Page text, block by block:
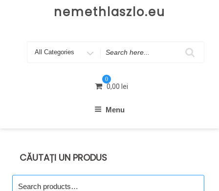
nemethlaszlo.eu
Search
0
0,00 lei
Menu
CĂUTAȚI UN PRODUS